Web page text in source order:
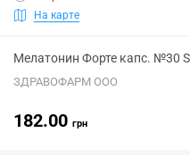
На карте
Мелатонин Форте капс. №30
ЗДРАВОФАРМ ООО
182.00 грн